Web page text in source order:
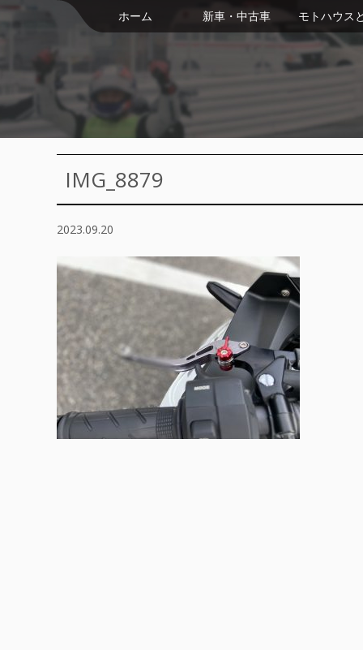
ホーム 新車・中古車 モトハウス
IMG_8879
2023.09.20